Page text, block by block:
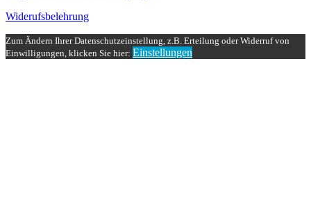
Widerufsbelehrung
Zum Ändern Ihrer Datenschutzeinstellung, z.B. Erteilung oder Widerruf von
Einwilligungen, klicken Sie hier: Einstellungen